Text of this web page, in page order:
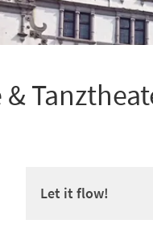
&
Let it flow!